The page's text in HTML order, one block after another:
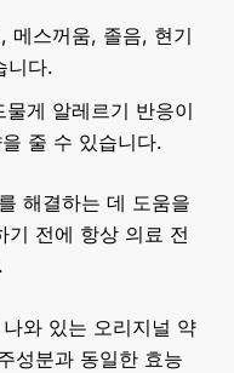
메스꺼움, 졸음, 현기
니다.
물게 알레르기 반응이
줄 수 있습니다.
해결하는 데 도움을
기 전에 항상 의료 전
와 있는 오리지널 약
성분과 동일한 효능